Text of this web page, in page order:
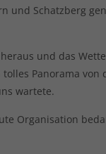
und Schatzberg
und das
Panorama von
wartete.
Organisation